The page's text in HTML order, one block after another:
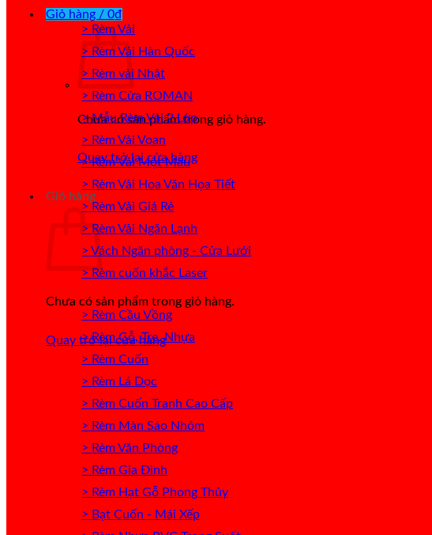
Giỏ hàng / 0₫
Chưa có sản phẩm trong giỏ hàng.
Quay trở lại cửa hàng
Giỏ hàng
Chưa có sản phẩm trong giỏ hàng.
Quay trở lại cửa hàng
> Rèm Vải
> Rèm Vải Hàn Quốc
> Rèm vải Nhật
> Rèm Cửa ROMAN
> Mẫu Rèm Vải 2 Lớp
> Rèm Vải Voan
> Rèm Vải Một Màu
> Rèm Vải Hoa Văn Họa Tiết
> Rèm Vải Giá Rẻ
> Rèm Vải Ngăn Lạnh
> Vách Ngăn phòng - Cửa Lưới
> Rèm cuốn khắc Laser
> Rèm Cầu Vồng
> Rèm Gỗ, Tre, Nhựa
> Rèm Cuốn
> Rèm Lá Dọc
> Rèm Cuốn Tranh Cao Cấp
> Rèm Màn Sáo Nhôm
> Rèm Văn Phòng
> Rèm Gia Đình
> Rèm Hạt Gỗ Phong Thủy
> Bạt Cuốn - Mái Xếp